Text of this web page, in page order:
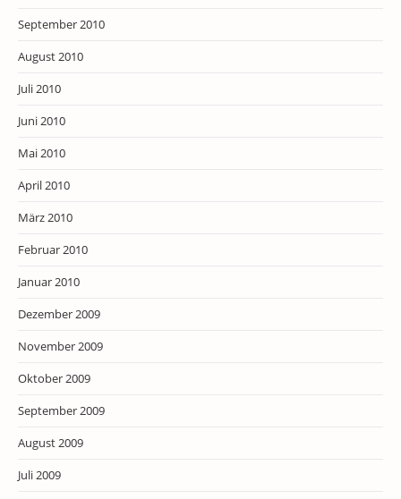
September 2010
August 2010
Juli 2010
Juni 2010
Mai 2010
April 2010
März 2010
Februar 2010
Januar 2010
Dezember 2009
November 2009
Oktober 2009
September 2009
August 2009
Juli 2009